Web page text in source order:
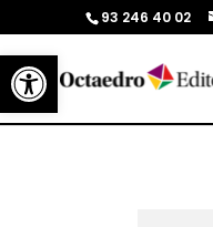
Abrir barra de herramientas
93 246 40 02